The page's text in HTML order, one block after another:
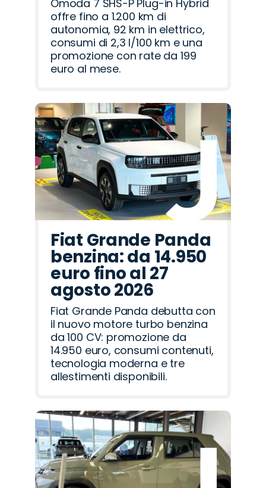
Omoda 7 SHS-P Plug-in Hybrid
offre fino a 1.200 km di
autonomia, 92 km in elettrico,
consumi di 2,3 l/100 km e una
promozione con rate da 199
euro al mese.
Fiat Grande Panda
benzina: da 14.950
euro fino al 27
agosto 2026
Fiat Grande Panda debutta con
il nuovo motore turbo benzina
da 100 CV: promozione da
14.950 euro, consumi contenuti,
tecnologia moderna e tre
allestimenti disponibili.